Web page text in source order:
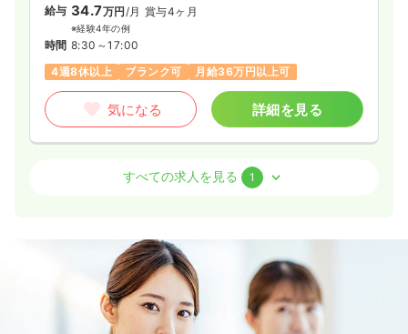
給与 34.7万円 /月 賞与4ヶ月
※経験4年の例
時間 8:30～17:00
4週8休以上
ブランク可 月給36万円以上可
気になる 詳細を見る
万円/月 賞与4ヶ月
※経験5年の例
8:30～17:00
ブランク可 月給33万円以上可
すべての求人を見る 1